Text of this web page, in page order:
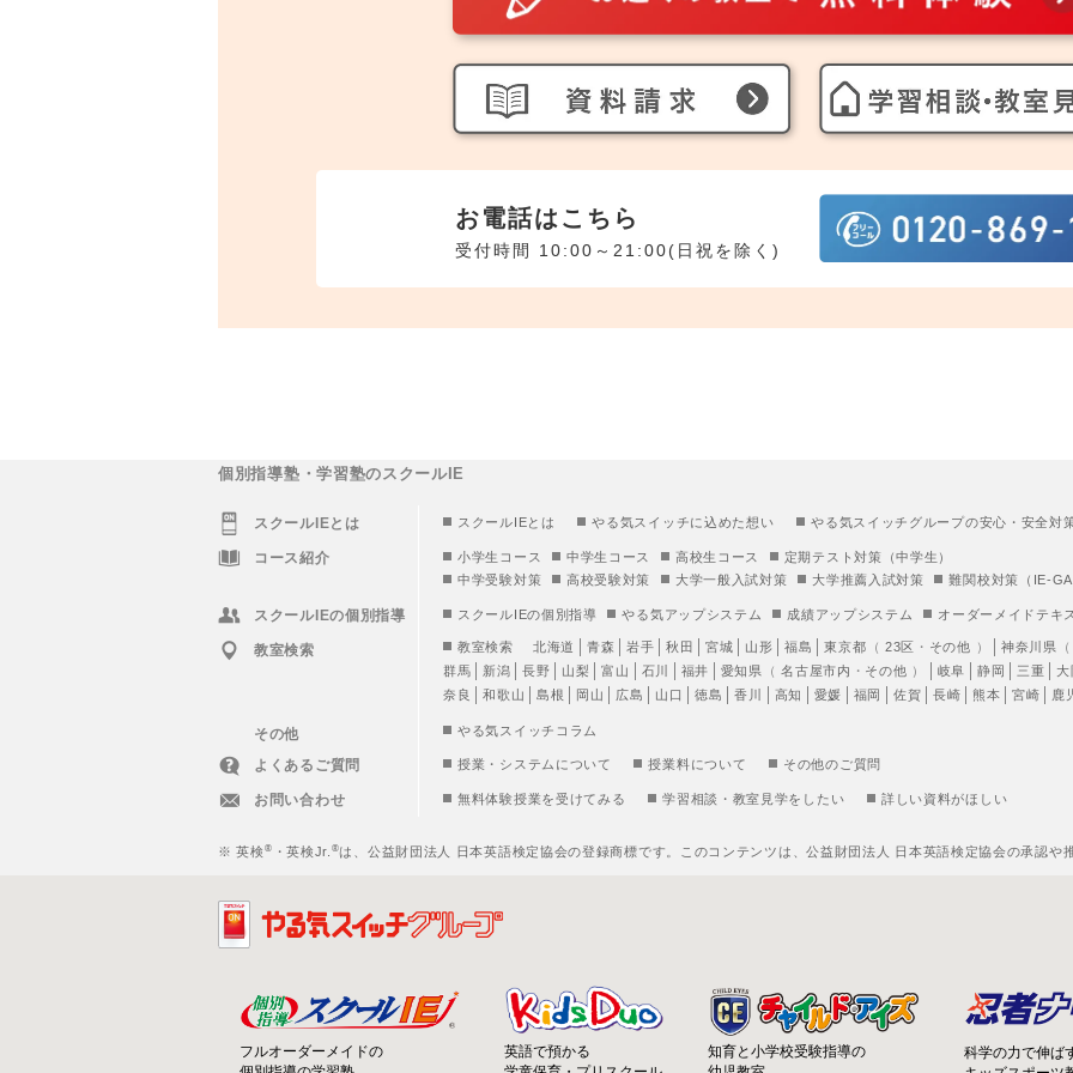
お電話はこちら
受付時間 10:00～21:00(日祝を除く)
個別指導塾・学習塾のスクールIE
スクールIEとは スクールIEとは やる気スイッチに込めた想い やる気スイッチグループの安心・安全対
コース紹介 小学生コース 中学生コース 高校生コース
定期テスト対策（中学生）
中学受験対策
高校受験対策 大学一般入試対策 大学推薦入試対策 難関校対策（IE-
スクールIEの個別指導 スクールIEの個別指導 やる気アップシステム 成績アップシステム オーダーメイドテキ
教室検索 教室検索 北海道 青森 岩手 秋田 宮城 山形 福島 東京都 （ 23区 ・ その他 ） 神奈川県
群馬
新潟 長野 山梨 富山 石川 福井 愛知県 （名古屋市内 ・ その他 ） 岐阜 静岡 三重
大
奈良
和歌山 島根 岡山 広島 山口 徳島 香川 高知 愛媛 福岡 佐賀 長崎 熊本 宮崎 鹿
その他 やる気スイッチコラム
よくあるご質問 授業・システムについて 授業料について その他のご質問
お問い合わせ 無料体験授業を受けてみる 学習相談・教室見学をしたい 詳しい資料がほしい
※ 英検 ® ・英検Jr. ®は、公益財団法人 日本英語検定協会の登録商標です。このコンテンツは、公益財団法人 日本英語検定協会の承認や
フルオーダーメイドの
英語で預かる
知育と小学校受験指導の
科学の力で伸ば